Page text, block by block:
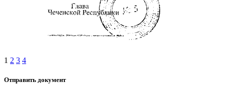
1 2 3 4
Отправить документ